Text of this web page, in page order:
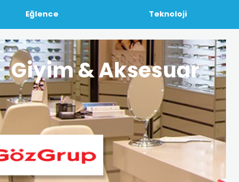
Giyim & Aksesuar
Eğlence Teknoloji